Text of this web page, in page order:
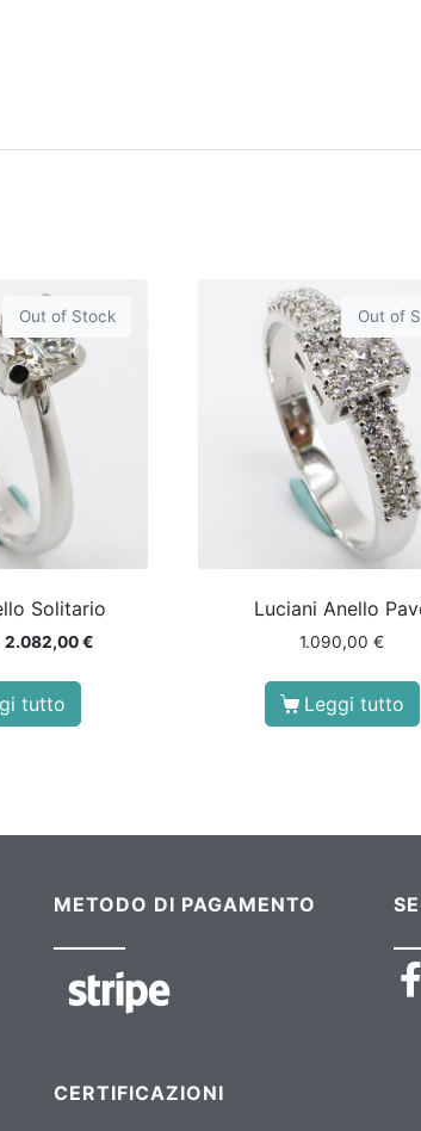
Out of Stock
Solitario
2.082,00€
tutto
Out of
Luciani Anello
1.090,00€
Leggi tutto
METODO DI PAGAMENTO
CERTIFICAZIONI